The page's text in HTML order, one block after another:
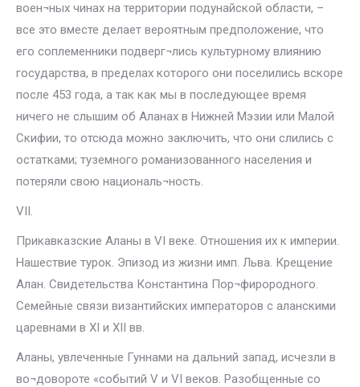
воен¬ных чинах на территории подунайской области, –
все это вместе делает вероятным предположение, что
его соплеменники подверг¬лись культурному влиянию
государства, в пределах которого они поселились вскоре
после 453 года, а так как мы в последующее время
ничего не слышим об Аланах в Нижней Мэзии или Малой
Скифии, то отсюда можно заключить, что они слились с
остатками; туземного романизованного населения и
потеряли свою националь¬ность.
VII.
Прикавказские Аланы в VI веке. Отношения их к империи.
Нашествие турок. Эпизод из жизни имп. Льва. Крещение
Алан. Свидетельства Константина Пор¬фирородного.
Семейные связи византийских императоров с аланскими
царевнами в XI и XII вв.
Аланы, увлеченные Гуннами на дальний запад, исчезли в
во¬довороте «событий V и VI веков. Разобщенные со